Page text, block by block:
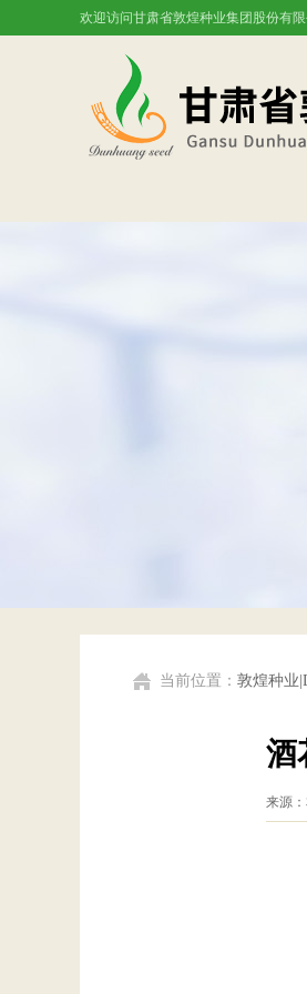
欢迎访问甘肃省敦煌种业集团股份有
当前位置： 敦煌种业
酒
来源